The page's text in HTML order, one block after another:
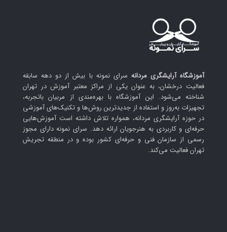
آموزشگاه آرایشگری مردانه سرای نمونه با بیش از دو دهه سابقه
فعالیت درخشان، به عنوان یکی از مراکز معتبر آموزش در تهران
شناخته می‌شود. این آموزشگاه با بهره‌مندی از مربیان باتجربه،
تجهیزات به‌روز و استفاده از جدیدترین روش‌ها و تکنیک‌های آموزشی
در حوزه آرایشگری مردانه، همواره تلاش داشته است آموزش‌هایی
حرفه‌ای و کاربردی به هنرجویان ارائه دهد. سرای نمونه دارای مجوز
رسمی از سازمان فنی و حرفه‌ای کشور بوده و در منطقه تجریش
تهران فعالیت می‌کند.